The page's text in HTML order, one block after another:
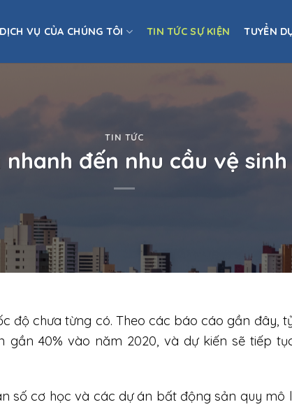
DỊCH VỤ CỦA CHÚNG TÔI TIN TỨC SỰ KIỆN TUYỂN
TIN TỨC
đến nhu cầu vệ
độ chưa từng có. Theo các báo cáo gần đây,
40% vào năm 2020, và dự kiến sẽ tiếp
số cơ học và các dự án bất động sản quy mô